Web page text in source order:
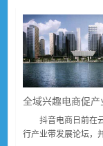
抖音电商日前在
行产业带发展论坛，